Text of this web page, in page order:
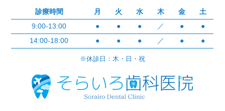
診療時間 月 火 水 木 金
土
9:00-13:00
● ● ● ／ ●
●
14:00-18:00
● ● ● ／ ● ●
※休診日：木・日・祝